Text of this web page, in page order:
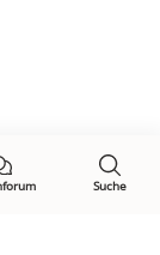
Suche